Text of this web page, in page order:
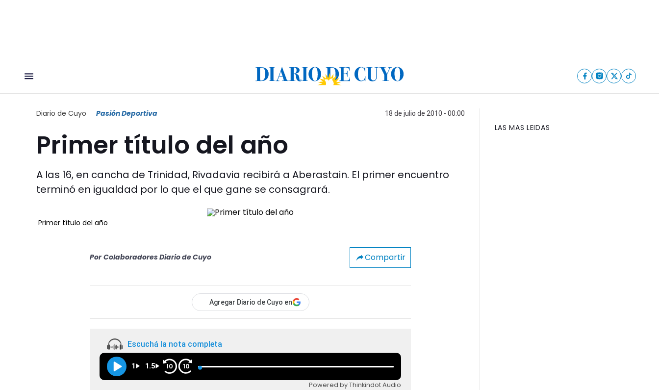
Diario de Cuyo Pasión Deportiva 18 de julio de 2010 - 00:00
Primer título del año
A las 16, en cancha de Trinidad, Rivadavia recibirá a Aberastain. El primer encuentro
terminó en igualdad por lo que el que gane se consagrará.
Primer título del año
Por Colaboradores Diario de Cuyo Compartir
Agregar Diario de Cuyo en
Escuchá la nota completa
1 1.5 10 10
Powered by Thinkindot Audio
LAS MAS LEIDAS